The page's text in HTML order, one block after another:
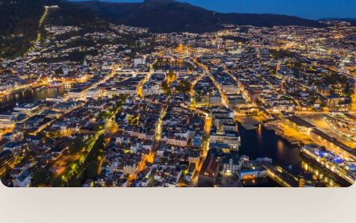
Kontakt
Spør oss